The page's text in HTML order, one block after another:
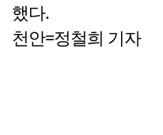
했다.
천안=정철희 기자